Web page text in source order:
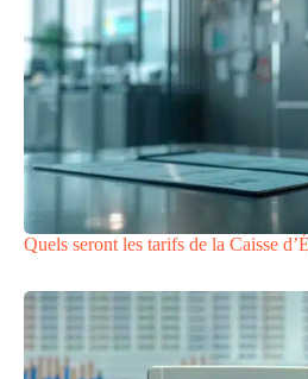
Quels seront les tarifs de la Caisse